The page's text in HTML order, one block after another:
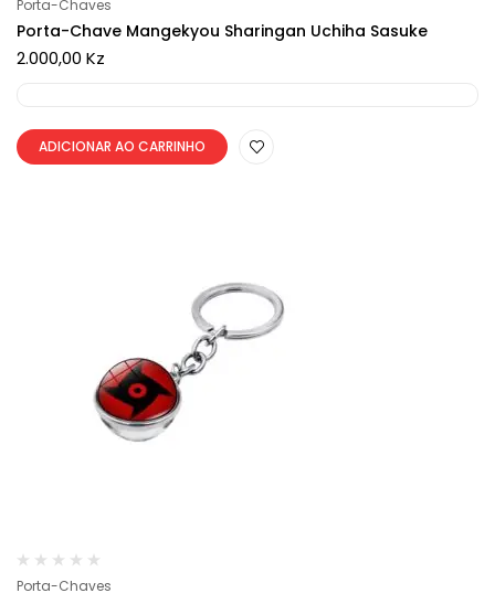
Porta-Chaves
Porta-Chave Mangekyou Sharingan Uchiha Sasuke
2.000,00 Kz
ADICIONAR AO CARRINHO
Porta-Chaves